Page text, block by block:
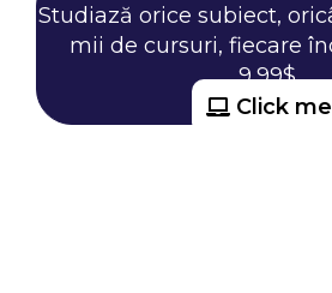
Studiază orice subiect,
mii de cursuri, fiecare
9,99$.
Click me